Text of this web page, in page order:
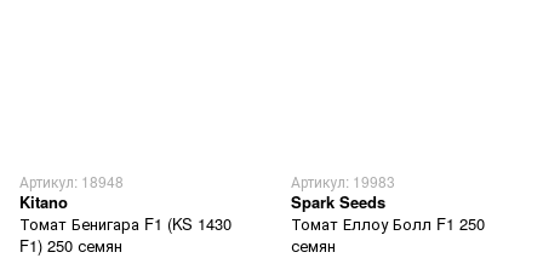
Артикул: 18948
Kitano
Томат Бенигара F1 (KS 1430
F1) 250 семян
Артикул: 19983
Spark Seeds
Томат Еллоу Болл F1 250
семян